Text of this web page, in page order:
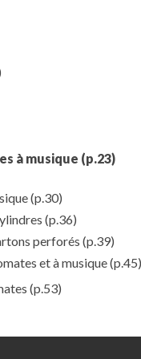
à musique (p.23)
(p.30)
(p.36)
perforés (p.39)
et à musique(p.45)
(p.53)